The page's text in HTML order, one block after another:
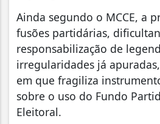
Ainda segundo o MCCE, a
fusões partidárias,
responsabilização de
irregularidades já
em que fragiliza
sobre o uso do Fundo
Eleitoral.